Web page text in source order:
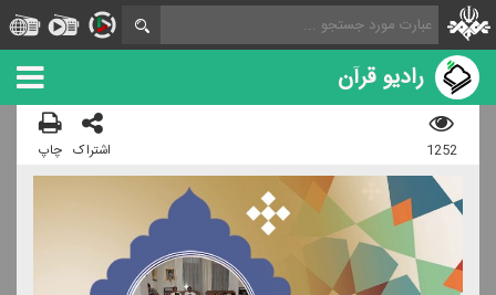
رادیو قرآن
1252 اشتراک چاپ